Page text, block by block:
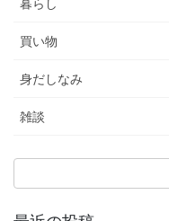
暮らし
買い物
身だしなみ
雑談